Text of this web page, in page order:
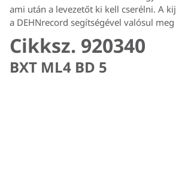
ami után a levezetőt ki kell cserélni. A
a DEHNrecord segítségével valósul
Cikksz. 920340
BXT ML4 BD 5